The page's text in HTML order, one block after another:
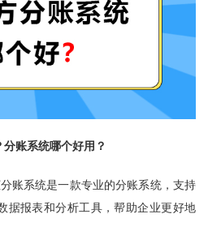
账系统哪个好用？
账系统是一款专业的分账系统，支持
据报表和分析工具，帮助企业更好地